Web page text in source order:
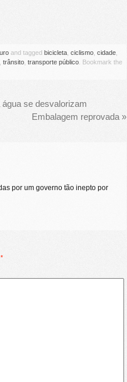
and tagged bicicleta ciclismo cidade
trânsito transporte público . Bookmark the
se desvalorizam
Embalagem reprovada »
por um governo tão inepto por
*